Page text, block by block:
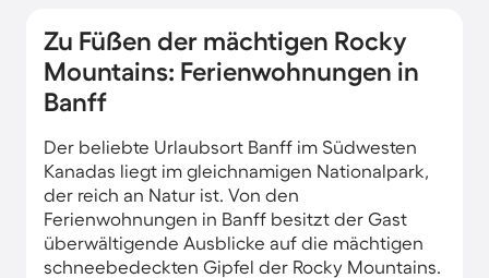
Zu Füßen der mächtigen Rocky
Mountains: Ferienwohnungen in
Banff
Der beliebte Urlaubsort Banff im Südwesten
Kanadas liegt im gleichnamigen Nationalpark,
der reich an Natur ist. Von den
Ferienwohnungen in Banff besitzt der Gast
überwältigende Ausblicke auf die mächtigen
schneebedeckten Gipfel der Rocky Mountains.